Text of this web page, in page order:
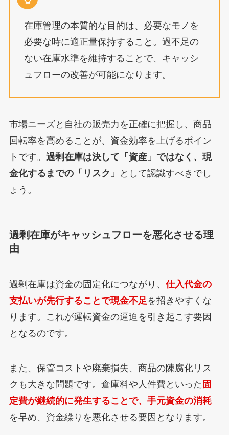
在庫管理の本質的な目的は、必要なモノを
必要な時に適正量保持すること。過不足の
ない在庫水準を維持することで、キャッシ
ュフローの改善が可能になります。
市場ニーズと自社の販売力を正確に把握し、商品
回転率を高めることが、資金効率を上げるポイン
トです。 過剰在庫は決して「資産」ではなく、現
金化するまでの「リスク」
として認識すべきでし
ょう。
過剰在庫がキャッシュフローを悪化させる理
由
過剰在庫は資金の固定化につながり、仕入代金の
支払いが先行することで現金不足 を招きやすくな
ります。これが運転資金の逼迫を引き起こす要因
となるのです。
また、保管コストや廃棄損失、商品の陳腐化リス
クも大きな問題です。倉庫料や人件費といった 固
定費が継続的に発生することで、手元資金の消耗
を早め、資金繰りを悪化させる要因となります。